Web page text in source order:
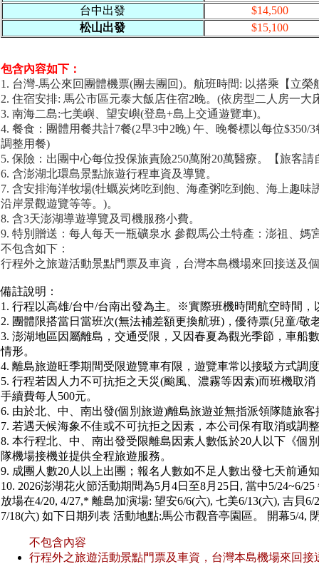
台中出發
$14,500
松山出發
$15,100
包含內容如下：
1. 台灣-馬公來回團體機票(團去團回)。航班時間: 以搭乘【立榮
2. 住宿安排: 馬公市區元泰大飯店住宿2晚。(依房型二人房一大
3. 南海二島:七美嶼、望安嶼(登島+島上交通遊覽車)。
4. 餐食：團體用餐共計7餐(2早3中2晚) 午、晚餐標以每位$350/
調整用餐)
5. 保險：出團中心每位投保旅責險250萬附20萬醫療。【旅客
6. 含澎湖北環島景點旅遊行程車資及導覽。
7. 含安排海洋牧場(牡蠣炭烤吃到飽、海產粥吃到飽、海上趣
沿岸景觀遊覽等等。)。
8. 含3天澎湖導遊導覽及司機服務小費。
9. 特別贈送：每人每天一瓶礦泉水 參觀馬公土特產：澎祖、媽
不包含如下：
行程外之旅遊活動景點門票及車資，台灣本島機場來回接送及
備註說明：
1. 行程以高雄/台中/台南出發為主。※實際班機時間航空時間
2. 團體限搭當日當班次(無法補差額更換航班)，優待票(兒童/敬
3. 澎湖地區因屬離島，交通受限，又因春夏為觀光季節，車船
情形。
4. 離島旅遊旺季期間受限遊覽車有限，遊覽車常以接駁方式調
5. 行程若因人力不可抗拒之天災(颱風、濃霧等因素)而班機取
手續費每人500元。
6. 由於北、中、南出發(個別旅遊)離島旅遊並無指派領隊隨旅客
7. 若遇天候海象不佳或不可抗拒之因素，本公司保有取消或調
8. 本行程北、中、南出發受限離島因素人數低於20人以下《個
隊機場接機並提供全程旅遊服務。
9. 成團人數20人以上出團；報名人數如不足人數出發七天前通
10. 2026澎湖花火節活動期間為5月4日至8月25日, 當中5/24~6/
放場在4/20, 4/27,* 離島加演場: 望安6/6(六), 七美6/13(六), 吉貝
7/18(六) 如下日期列表 活動地點:馬公市觀音亭園區。 開幕5/4,
不包含內容
行程外之旅遊活動景點門票及車資，台灣本島機場來回接